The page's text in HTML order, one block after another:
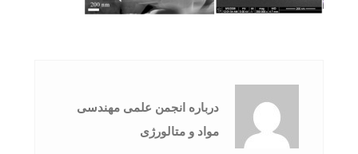
درباره انجمن علمی مهندسی
مواد و متالورژی